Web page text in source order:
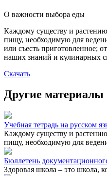
О важности выбора еды
Каждому существу и
пищу, необходимую для
или съесть приготовленное;
наших знаний и кулинарных
Скачать
Другие материалы
Учебная тетрадь на русском
Каждому существу и
пищу, необходимую для
Бюллетень
Здоровая школа – это школа,